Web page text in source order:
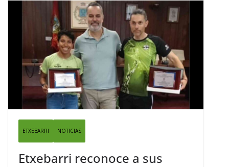
ETXEBARRI NOTICIAS
Etxebarri reconoce a sus